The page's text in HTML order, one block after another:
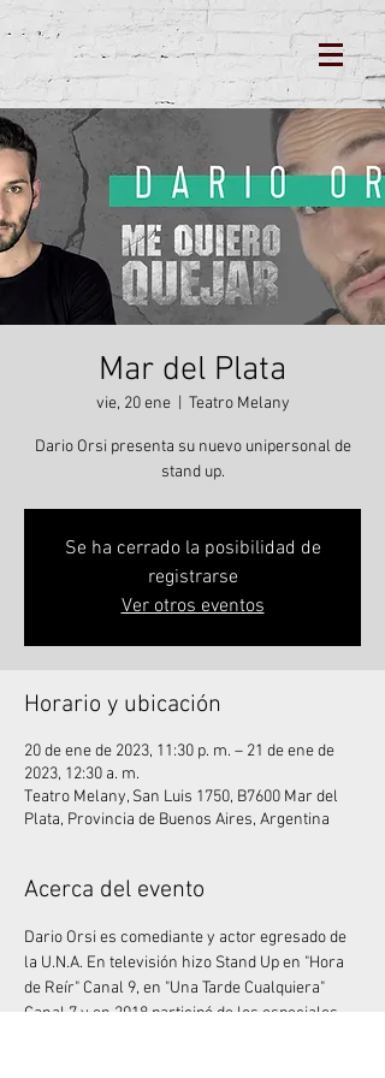
Mar del Plata
vie, 20 ene
  |
Teatro Melany
Dario Orsi presenta su nuevo unipersonal de
stand up.
Se ha cerrado la posibilidad de
registrarse
Ver otros eventos
Horario y ubicación
20 de ene de 2023, 11:30 p. m. – 21 de ene de
2023, 12:30 a. m.
Teatro Melany, San Luis 1750, B7600 Mar del
Plata, Provincia de Buenos Aires, Argentina
Acerca del evento
Dario Orsi es comediante y actor egresado de
la U.N.A. En televisión hizo Stand Up en "Hora
de Reír" Canal 9, en "Una Tarde Cualquiera"
Canal 7 y en 2018 participó de los especiales